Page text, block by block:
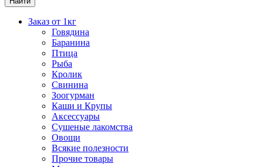
Заказ от 1кг
Говядина
Баранина
Птица
Рыба
Кролик
Свинина
Зоогурман
Каши и Крупы
Аксессуары
Сушеные лакомства
Овощи
Всякие полезности
Прочие товары